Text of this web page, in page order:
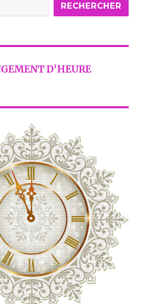
RECHERCHER
D'HEURE